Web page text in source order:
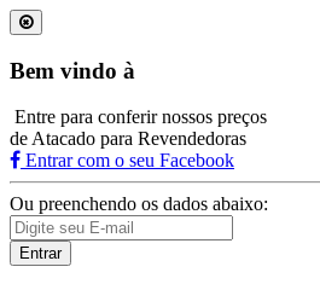
Bem vindo à
Entre para conferir nossos preços
de Atacado para Revendedoras
Entrar com o seu Facebook
Ou preenchendo os dados abaixo:
Entrar